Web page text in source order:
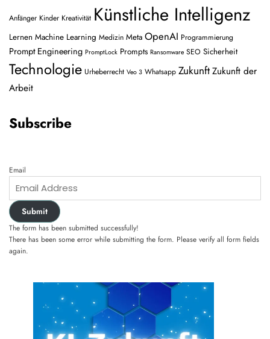
Anfänger Kinder Kreativität Künstliche Intelligenz
Lernen Machine Learning Medizin Meta OpenAI Programmierung
Prompt Engineering PromptLock Prompts Ransomware SEO Sicherheit
Technologie Urheberrecht Veo 3 Whatsapp ZukunftZukunft der
Arbeit
Subscribe
Email
Submit
The form has been submitted successfully!
There has been some error while submitting the form. Please verify all form fields
again.